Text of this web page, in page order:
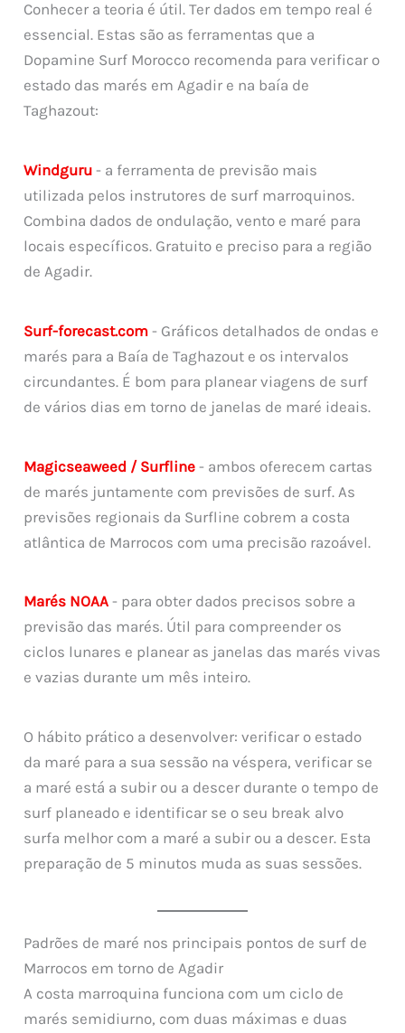
Conhecer a teoria é útil. Ter dados em tempo real é
essencial. Estas são as ferramentas que a
Dopamine Surf Morocco recomenda para verificar o
estado das marés em Agadir e na baía de
Taghazout:
Windguru - a ferramenta de previsão mais
utilizada pelos instrutores de surf marroquinos.
Combina dados de ondulação, vento e maré para
locais específicos. Gratuito e preciso para a região
de Agadir.
Surf-forecast.com - Gráficos detalhados de ondas e
marés para a Baía de Taghazout e os intervalos
circundantes. É bom para planear viagens de surf
de vários dias em torno de janelas de maré ideais.
Magicseaweed / Surfline - ambos oferecem cartas
de marés juntamente com previsões de surf. As
previsões regionais da Surfline cobrem a costa
atlântica de Marrocos com uma precisão razoável.
Marés NOAA - para obter dados precisos sobre a
previsão das marés. Útil para compreender os
ciclos lunares e planear as janelas das marés vivas
e vazias durante um mês inteiro.
O hábito prático a desenvolver: verificar o estado
da maré para a sua sessão na véspera, verificar se
a maré está a subir ou a descer durante o tempo de
surf planeado e identificar se o seu break alvo
surfa melhor com a maré a subir ou a descer. Esta
preparação de 5 minutos muda as suas sessões.
Padrões de maré nos principais pontos de surf de
Marrocos em torno de Agadir
A costa marroquina funciona com um ciclo de
marés semidiurno, com duas máximas e duas